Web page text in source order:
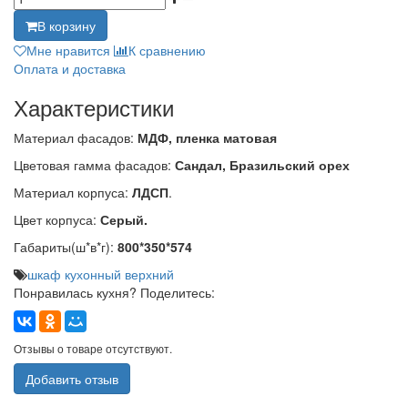
В корзину
Мне нравится
К сравнению
Оплата и доставка
Характеристики
Материал фасадов: МДФ, пленка матовая
Цветовая гамма фасадов: Сандал, Бразильский орех
Материал корпуса: ЛДСП.
Цвет корпуса: Серый.
Габариты(ш*в*г): 800*350*574
шкаф кухонный верхний
Понравилась кухня? Поделитесь:
Отзывы о товаре отсутствуют.
Добавить отзыв